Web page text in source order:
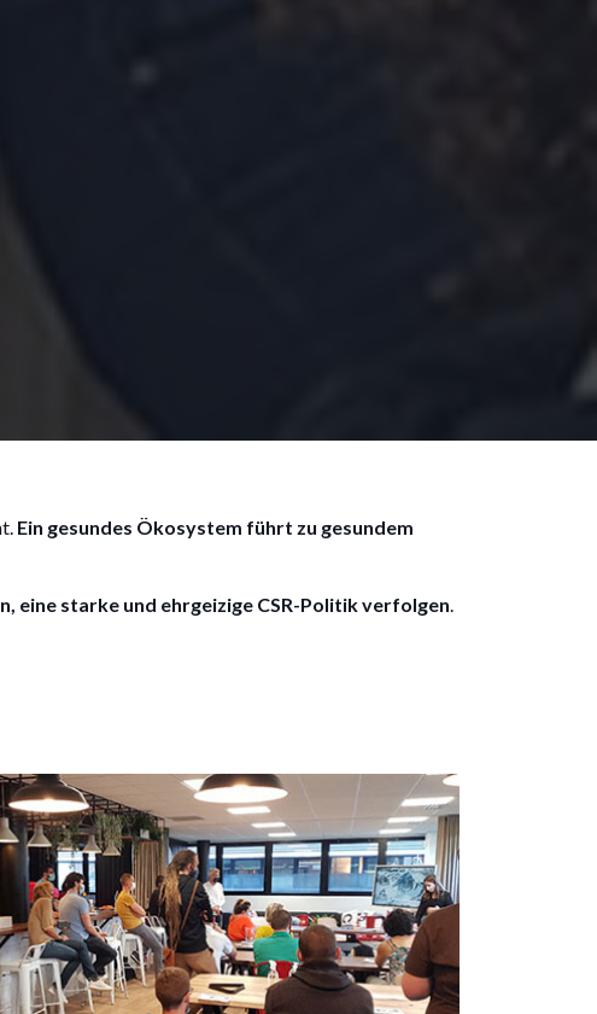
Ein gesundes Ökosystem führt zu gesundem
eine starke und ehrgeizige CSR-Politikverfolgen.